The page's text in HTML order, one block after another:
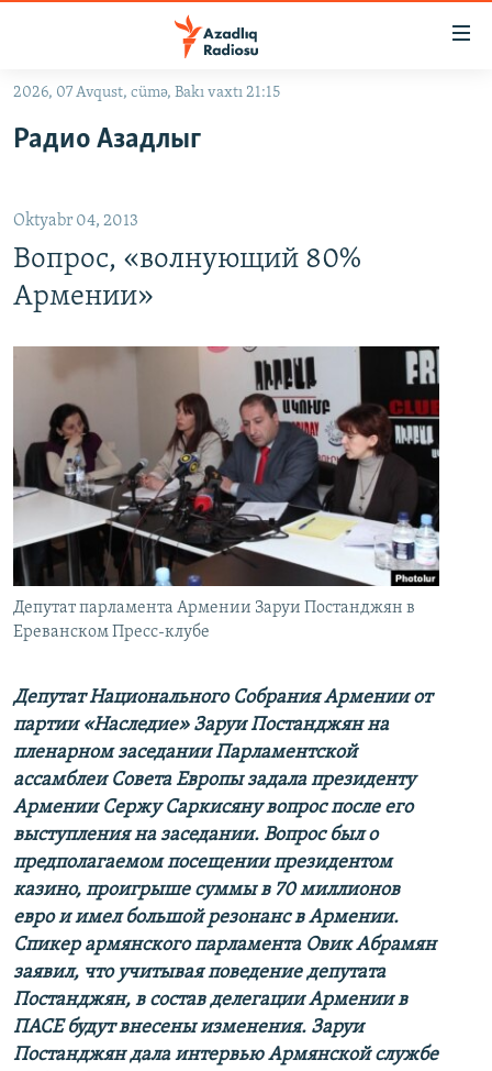
Əsas
qayıt
qayıt
Axtarışa
keç
#İZAHLA
#ƏSLINDƏ
FƏRQƏ BAX
QANUNI DOĞRU
VIDEO
FOTOQALEREYA
İNFOQRAFIKA
KARIKATURA
RADIO ARXIV
OXU ZALI
AZƏRBAYCAN ƏDƏBIYYATI KITABXANASI
İSLAM VƏ DEMOKRATIYA
HAQQIMIZDA
MISSIYAMIZ
PEŞƏ ETIKASI VƏ JURNALISTIKA STANDARTLARIMIZ
AZADLIQRADIOSU MOBIL TELEFONUNUZDA
XƏBƏR BÜLLETENLƏRIMIZ
BIZI IZLƏ
RFE/RL-in bütün saytları
2026, 07 Avqust, cümə, Bakı vaxtı 21:15
Радио Азадлыг
Oktyabr 04, 2013
Вопрос, «волнующий 80%
Армении»
Депутат парламента Армении Заруи Постанджян в
Ереванском Пресс-клубе
Депутат Национального Собрания Армении от
партии «Наследие» Заруи Постанджян на
пленарном заседании Парламентской
ассамблеи Совета Европы задала президенту
Армении Сержу Саркисяну вопроспосле его
выступления на заседании. Вопрос был о
предполагаемом посещении президентом
казино, проигрыше суммы в 70 миллионов
евро и имел большой резонанс в Армении.
Спикер армянского парламента Овик Абрамян
заявил, что учитывая поведение депутата
Постанджян, в состав делегации Армении в
ПАСЕ будут внесены изменения. Заруи
Постанджян дала интервью Армянской службе